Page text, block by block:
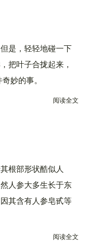
是，轻轻地碰一下
把叶子合拢起来，
妙的事。
阅读全文
根部形状酷似人
人参大多生长于东
其含有人参皂甙等
阅读全文